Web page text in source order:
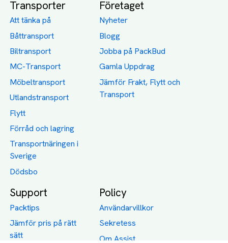
Transporter
Att tänka på
Båttransport
Biltransport
MC-Transport
Möbeltransport
Utlandstransport
Flytt
Förråd och lagring
Transportnäringen i
Sverige
Dödsbo
Företaget
Nyheter
Blogg
Jobba på PackBud
Gamla Uppdrag
Jämför Frakt, Flytt och
Transport
Support
Packtips
Jämför pris på rätt
sätt
Policy
Användarvillkor
Sekretess
Om Assist